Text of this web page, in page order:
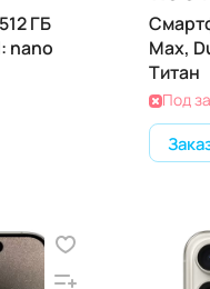
ГБ
nano
Max,
Титан
Под